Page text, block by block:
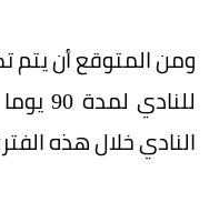
ومن المتوقع أن يتم
النادي خلال هذه